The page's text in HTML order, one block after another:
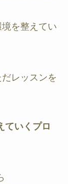
を整えてい
レッスンを
ていくプロ